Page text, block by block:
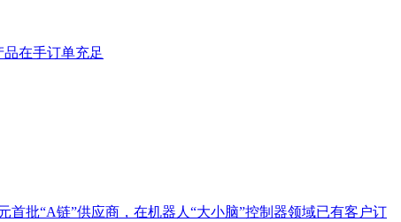
在手订单充足
批“A链”供应商，在机器人“大小脑”控制器领域已有客户订